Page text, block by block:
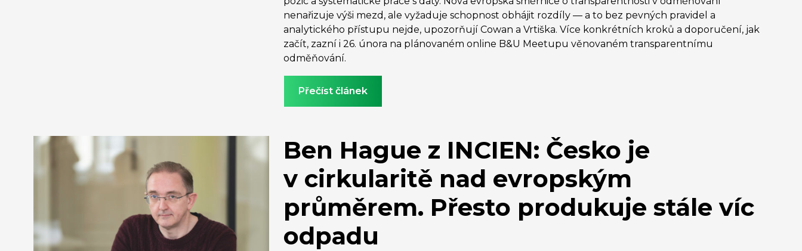
nenařizuje výši mezd, ale vyžaduje schopnost obhájit rozdíly — a to bez pevných pravidel a
analytického přístupu nejde, upozorňují Cowan a Vrtiška. Více konkrétních kroků a doporučení, jak
začít, zazní i 26. února na plánovaném online B&U Meetupu věnovaném transparentnímu
odměňování.
Přečíst článek
Ben Hague z INCIEN: Česko je
v cirkularitě nad evropským
průměrem. Přesto produkuje stále víc
odpadu